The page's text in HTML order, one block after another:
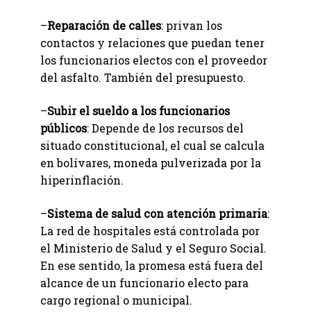
–Reparación de calles: privan los
contactos y relaciones que puedan tener
los funcionarios electos con el proveedor
del asfalto. También del presupuesto.
–Subir el sueldo a los funcionarios
públicos: Depende de los recursos del
situado constitucional, el cual se calcula
en bolívares, moneda pulverizada por la
hiperinflación.
–Sistema de salud con atención primaria:
La red de hospitales está controlada por
el Ministerio de Salud y el Seguro Social.
En ese sentido, la promesa está fuera del
alcance de un funcionario electo para
cargo regional o municipal.